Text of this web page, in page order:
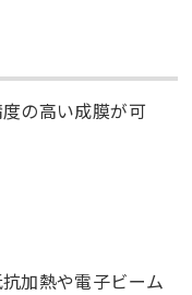
の高い成膜が可
加熱や電子ビーム